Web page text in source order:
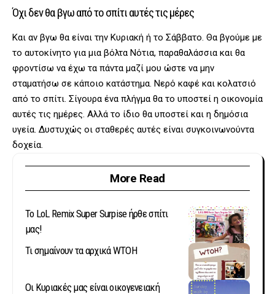
Όχι δεν θα βγω από το σπίτι αυτές τις μέρες
Και αν βγω θα είναι την Κυριακή ή το Σάββατο. Θα βγούμε με
το αυτοκίνητο για μια βόλτα Νότια, παραθαλάσσια και θα
φροντίσω να έχω τα πάντα μαζί μου ώστε να μην
σταματήσω σε κάποιο κατάστημα. Νερό καφέ και κολατσιό
από το σπίτι. Σίγουρα ένα πλήγμα θα το υποστεί η οικονομία
αυτές τις ημέρες. Αλλά το ίδιο θα υποστεί και η δημόσια
υγεία. Δυστυχώς οι σταθερές αυτές είναι συγκοινωνούντα
δοχεία.
More Read
Το LoL Remix Super Surpise ήρθε σπίτι
μας!
Τι σημαίνουν τα αρχικά WTOH
Οι Κυριακές μας είναι οικογενειακή